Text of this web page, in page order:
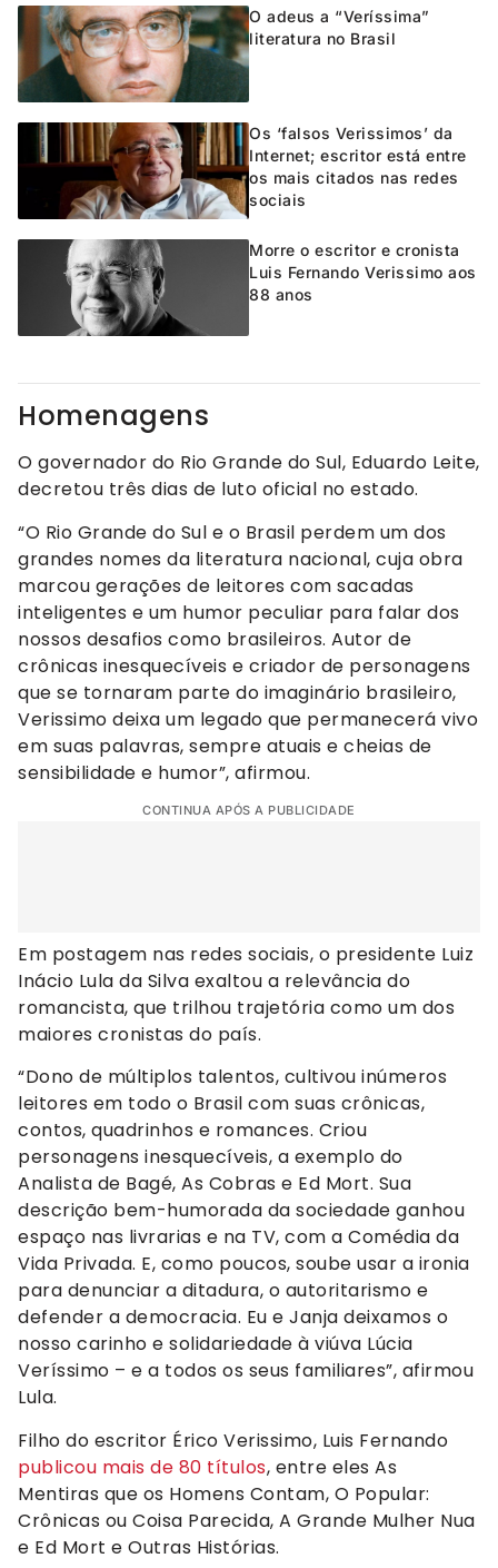
O adeus a “Veríssima”
literatura no Brasil
Os ‘falsos Verissimos’ da
Internet; escritor está entre
os mais citados nas redes
sociais
Morre o escritor e cronista
Luis Fernando Verissimo aos
88 anos
Homenagens
O governador do Rio Grande do Sul, Eduardo Leite,
decretou três dias de luto oficial no estado.
“O Rio Grande do Sul e o Brasil perdem um dos
grandes nomes da literatura nacional, cuja obra
marcou gerações de leitores com sacadas
inteligentes e um humor peculiar para falar dos
nossos desafios como brasileiros. Autor de
crônicas inesquecíveis e criador de personagens
que se tornaram parte do imaginário brasileiro,
Verissimo deixa um legado que permanecerá vivo
em suas palavras, sempre atuais e cheias de
sensibilidade e humor”, afirmou.
CONTINUA APÓS A PUBLICIDADE
Em postagem nas redes sociais, o presidente Luiz
Inácio Lula da Silva exaltou a relevância do
romancista, que trilhou trajetória como um dos
maiores cronistas do país.
“Dono de múltiplos talentos, cultivou inúmeros
leitores em todo o Brasil com suas crônicas,
contos, quadrinhos e romances. Criou
personagens inesquecíveis, a exemplo do
Analista de Bagé, As Cobras e Ed Mort. Sua
descrição bem-humorada da sociedade ganhou
espaço nas livrarias e na TV, com a Comédia da
Vida Privada. E, como poucos, soube usar a ironia
para denunciar a ditadura, o autoritarismo e
defender a democracia. Eu e Janja deixamos o
nosso carinho e solidariedade à viúva Lúcia
Veríssimo – e a todos os seus familiares”, afirmou
Lula.
Filho do escritor Érico Verissimo, Luis Fernando
publicou mais de 80 títulos, entre eles As
Mentiras que os Homens Contam, O Popular:
Crônicas ou Coisa Parecida, A Grande Mulher Nua
e Ed Mort e Outras Histórias.